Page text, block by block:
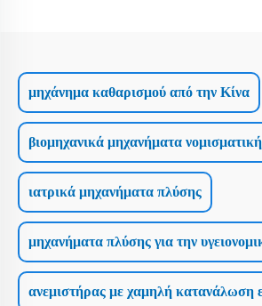
μηχάνημα καθαρισμού από την Κίνα
βιομηχανικά μηχανήματα
ιατρικά μηχανήματα πλύσης
μηχανήματα πλύσης για την
ανεμιστήρας με χαμηλή κατανάλωση